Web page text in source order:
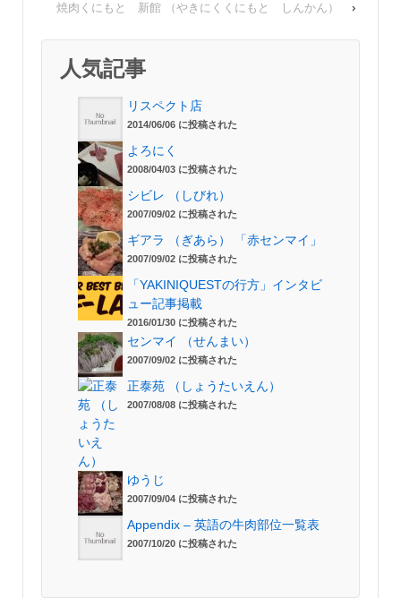
焼肉くにもと 新館 （やきにくくにもと しんかん）
›
人気記事
リスペクト店
2014/06/06 に投稿された
よろにく
2008/04/03 に投稿された
シビレ （しびれ）
2007/09/02 に投稿された
ギアラ （ぎあら） 「赤センマイ」
2007/09/02 に投稿された
「YAKINIQUESTの行方」インタビ
ュー記事掲載
2016/01/30 に投稿された
センマイ （せんまい）
2007/09/02 に投稿された
正泰苑 （しょうたいえん）
2007/08/08 に投稿された
ゆうじ
2007/09/04 に投稿された
Appendix – 英語の牛肉部位一覧表
2007/10/20 に投稿された